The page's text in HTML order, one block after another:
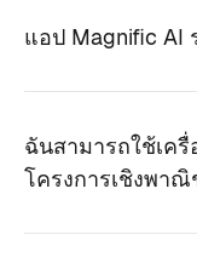
แอป Magnific AI
ฉันสามารถใช้เค
โครงการเชิงพา